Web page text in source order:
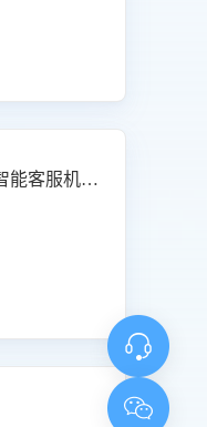
抖音-自动发送视频消息-[智能客服机器人]